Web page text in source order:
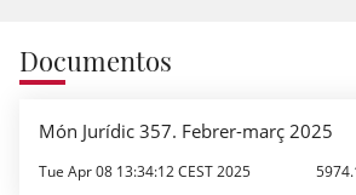
Documentos
Món Jurídic 357. Febrer-març 2025
Tue Apr 08 13:34:12 CEST 2025